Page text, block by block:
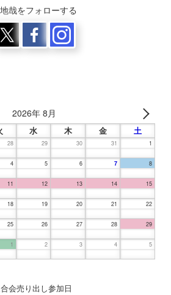
哉をフォローする
2026年 8月
水 木 金 土
28 29 30 31 1
4 5 6 7 8
11 12 13 14 15
18 19 20 21 22
25 26 27 28 29
1 2 3 4 5
会売り出し参加日